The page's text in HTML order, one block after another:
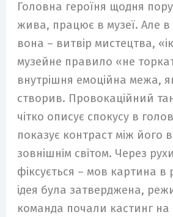
Головна героїня щодня
жива, працює в музеї. Але в
вона – витвір мистецтва,
музейне правило «не
внутрішня емоційна межа,
створив. Провокаційний
чітко описує спокусу в
показує контраст між його
зовнішнім світом. Через
фіксується – мов картина в
ідея була затверджена,
команда почали кастинг на